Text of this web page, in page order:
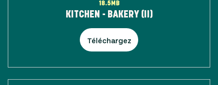
18.5MB
KITCHEN - BAKERY (II)
Téléchargez